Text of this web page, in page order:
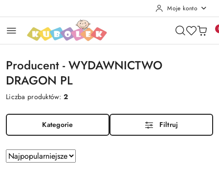
Moje konto
Producent - WYDAWNICTWO
DRAGON PL
Liczba produktów:2
Kategorie Filtruj
Zastosowano
sortowanie:
Sortuj
według